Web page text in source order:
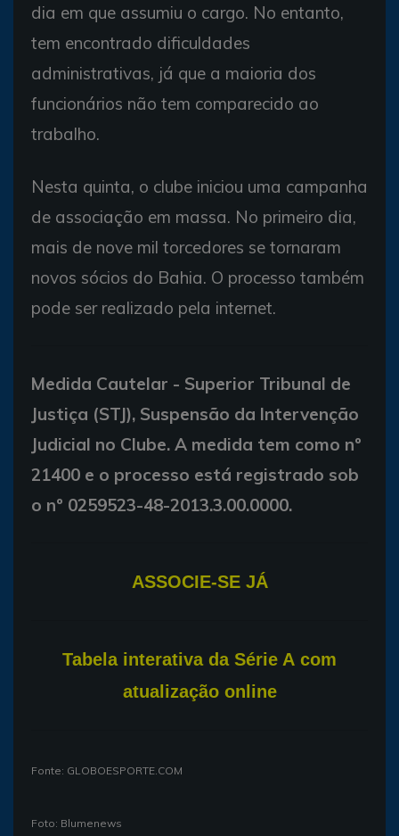
dia em que assumiu o cargo. No entanto,
tem encontrado dificuldades
administrativas, já que a maioria dos
funcionários não tem comparecido ao
trabalho.
Nesta quinta, o clube iniciou uma campanha
de associação em massa. No primeiro dia,
mais de nove mil torcedores se tornaram
novos sócios do Bahia. O processo também
pode ser realizado pela internet.
Medida Cautelar - Superior Tribunal de
Justiça (STJ), Suspensão da Intervenção
Judicial no Clube. A medida tem como nº
21400 e o processo está registrado sob
o nº 0259523-48-2013.3.00.0000.
ASSOCIE-SE JÁ
Tabela interativa da Série A com
atualização online
Fonte: GLOBOESPORTE.COM
Foto: Blumenews